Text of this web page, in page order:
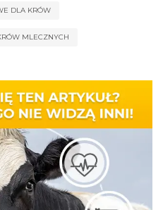
DLA KRÓW
MLECZNYCH